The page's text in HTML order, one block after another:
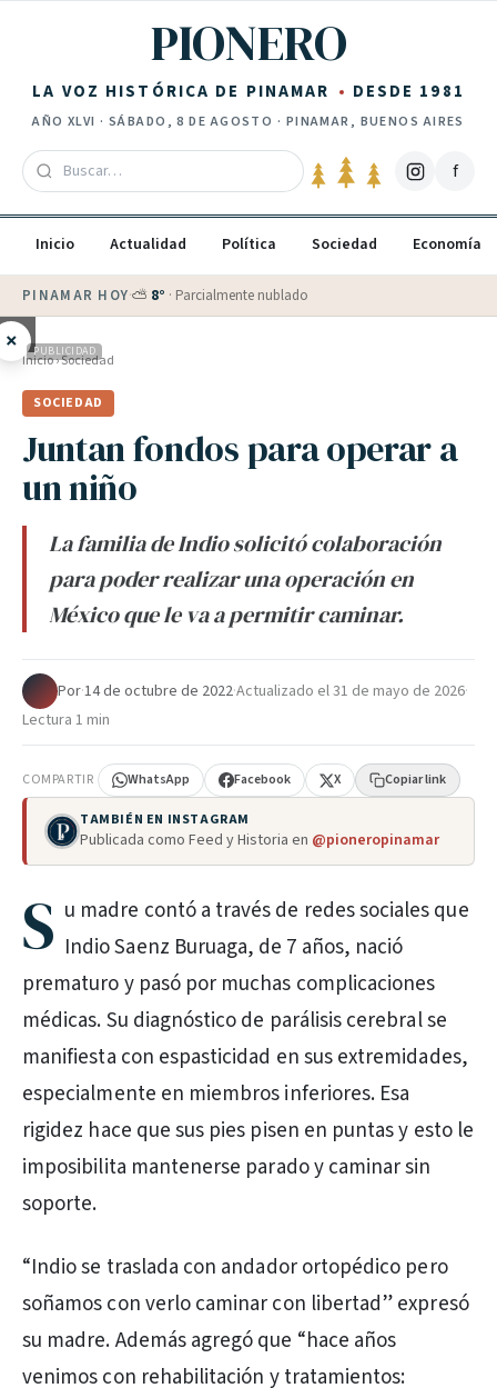
PIONERO
LA VOZ HISTÓRICA DE PINAMAR DESDE 1981
AÑO XLVI · SÁBADO, 8 DE AGOSTO · PINAMAR, BUENOS AIRES
f
Inicio Actualidad Política Sociedad Economía
PINAMAR HOY·⛅ 8° · Parcialmente nublado
× PUBLICIDAD
Inicio›Sociedad
SOCIEDAD
Juntan fondos para operar a
un niño
La familia de Indio solicitó colaboración
para poder realizar una operación en
México que le va a permitir caminar.
Por·14 de octubre de 2022·Actualizado el31 de mayo de 2026·
Lectura 1 min
COMPARTIR WhatsApp Facebook X Copiar link
TAMBIÉN EN INSTAGRAM
Publicada como Feed y Historia en @pioneropinamar
S u madre contó a través de redes sociales que
Indio Saenz Buruaga, de 7 años, nació
prematuro y pasó por muchas complicaciones
médicas. Su diagnóstico de parálisis cerebral se
manifiesta con espasticidad en sus extremidades,
especialmente en miembros inferiores. Esa
rigidez hace que sus pies pisen en puntas y esto le
imposibilita mantenerse parado y caminar sin
soporte.
“Indio se traslada con andador ortopédico pero
soñamos con verlo caminar con libertad” expresó
su madre. Además agregó que “hace años
venimos con rehabilitación y tratamientos: